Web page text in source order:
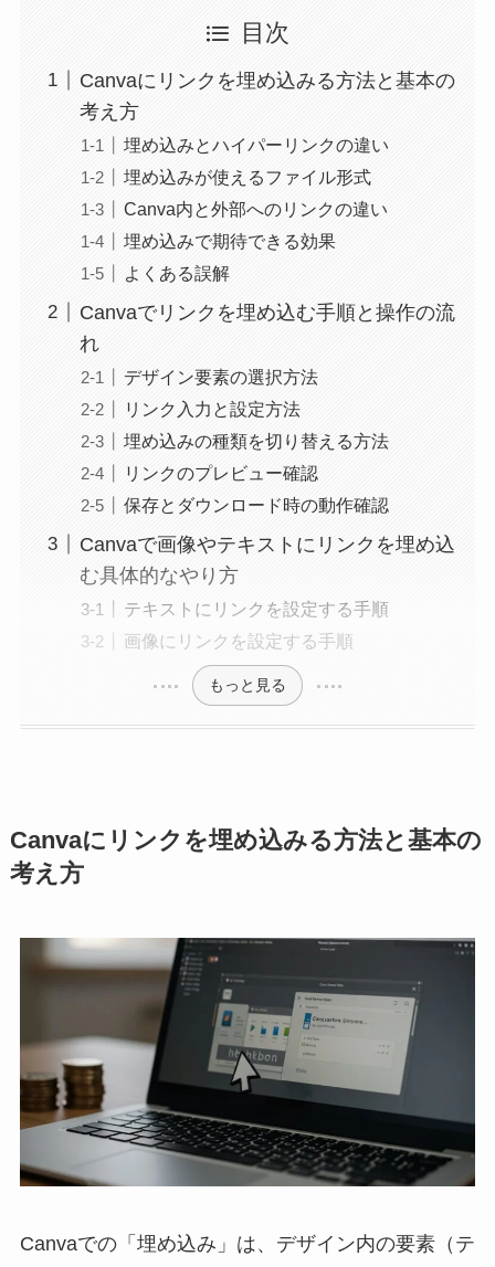
目次
Canvaにリンクを埋め込みる方法と基本の
考え方
埋め込みとハイパーリンクの違い
埋め込みが使えるファイル形式
Canva内と外部へのリンクの違い
埋め込みで期待できる効果
よくある誤解
Canvaでリンクを埋め込む手順と操作の流
れ
デザイン要素の選択方法
リンク入力と設定方法
埋め込みの種類を切り替える方法
リンクのプレビュー確認
保存とダウンロード時の動作確認
Canvaで画像やテキストにリンクを埋め込
む具体的なやり方
テキストにリンクを設定する手順
画像にリンクを設定する手順
もっと見る
Canvaにリンクを埋め込みる方法と基本の
考え方
Canvaでの「埋め込み」は、デザイン内の要素（テ